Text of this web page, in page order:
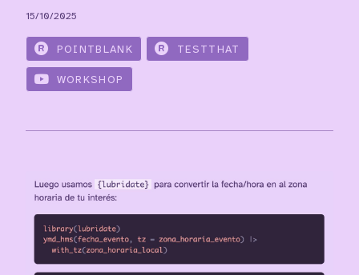
15/10/2025
POINTBLANK TESTTHAT
WORKSHOP